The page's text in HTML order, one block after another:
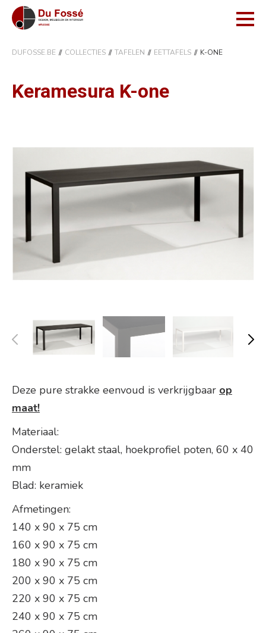
DUFOSSE.BE COLLECTIES TAFELEN EETTAFELS K-ONE
Keramesura K-one
Deze pure strakke eenvoud is verkrijgbaar op
maat!
Materiaal:
Onderstel: gelakt staal, hoekprofiel poten, 60 x 40
mm
Blad: keramiek
Afmetingen:
140 x 90 x 75 cm
160 x 90 x 75 cm
180 x 90 x 75 cm
200 x 90 x 75 cm
220 x 90 x 75 cm
240 x 90 x 75 cm